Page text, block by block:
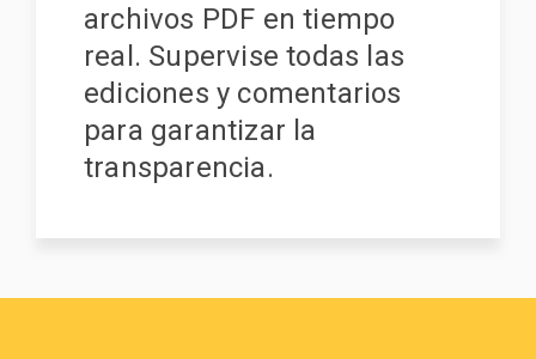
archivos PDF en tiempo
real. Supervise todas las
ediciones y comentarios
para garantizar la
transparencia.